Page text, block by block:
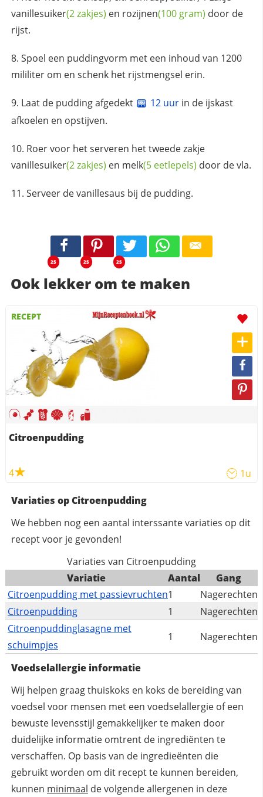
vanillesuiker(2 zakjes) en rozijnen(100 gram) door de
rijst.
Spoel een puddingvorm met een inhoud van 1200
mililiter om en schenk het rijstmengsel erin.
Laat de pudding afgedekt 12 uurin de ijskast
afkoelen en opstijven.
Roer voor het serveren het tweede zakje
vanillesuiker(2 zakjes) en melk(5 eetlepels) door de vla.
Serveer de vanillesaus bij de pudding.
25 25 25
Ook lekker om te maken
RECEPT
Citroenpudding
4 1u
Variaties op Citroenpudding
We hebben nog een aantal interssante variaties op dit
recept voor je gevonden!
Variaties van Citroenpudding
Variatie
Aantal
Gang
Citroenpudding met passievruchten1
Nagerechten
Citroenpudding
1
Nagerechten
Citroenpuddinglasagne met
schuimpjes
1 Nagerechten
Voedselallergie informatie
Wij helpen graag thuiskoks en koks de bereiding van
voedsel voor mensen met een voedselallergie of een
bewuste levensstijl gemakkelijker te maken door
duidelijke informatie omtrent de ingrediënten te
verschaffen. Op basis van de ingredieënten die
gebruikt worden om dit recept te kunnen bereiden,
kunnen minimaal de volgende allergenen in deze